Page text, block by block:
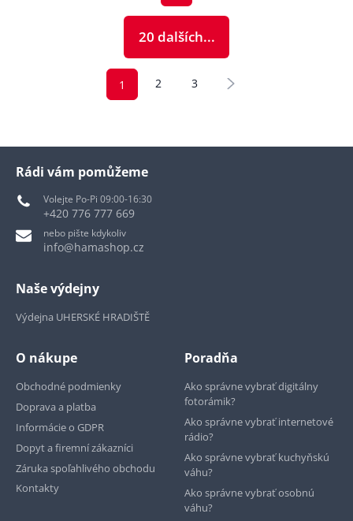
20 dalších...
1 2 3
Rádi vám pomůžeme
Volejte Po-Pi 09:00-16:30
+420 776 777 669
nebo pište kdykoliv
info@hamashop.cz
Naše výdejny
Výdejna UHERSKÉ HRADIŠTĚ
O nákupe
Obchodné podmienky
Doprava a platba
Informácie o GDPR
Dopyt a firemní zákazníci
Záruka spoľahlivého obchodu
Kontakty
Poradňa
Ako správne vybrať digitálny
fotorámik?
Ako správne vybrať internetové
rádio?
Ako správne vybrať kuchyňskú
váhu?
Ako správne vybrať osobnú
váhu?